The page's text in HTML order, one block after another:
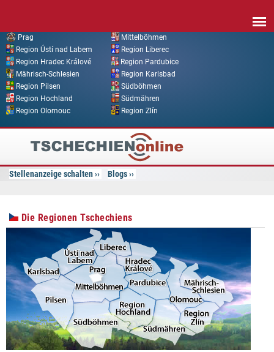
Prag
Mittelböhmen
Region Ústí nad Labem
Region Liberec
Region Hradec Králové
Region Pardubice
Mährisch-Schlesien
Region Karlsbad
Region Pilsen
Südböhmen
Region Hochland
Südmähren
Region Olomouc
Region Zlín
Tschechien
Online
Stellenanzeige schalten Blogs
Die Regionen Tschechiens